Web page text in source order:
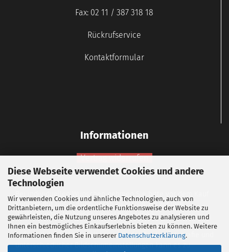
Diese Webseite verwendet Cookies und andere
Technologien
Wir verwenden Cookies und ähnliche Technologien, auch von
Drittanbietern, um die ordentliche Funktionsweise der Website zu
gewährleisten, die Nutzung unseres Angebotes zu analysieren und
Ihnen ein bestmögliches Einkaufserlebnis bieten zu können. Weitere
Informationen finden Sie in unserer Datenschutzerklärung.
Fax: 02 11 / 387 318 18
Rückrufservice
Kontaktformular
Informationen
Vertrag widerrufen
Widerrufsbelehrung
Bei individuellen Wünschen nehmen Sie bitte vor dem Kauf
Kontakt mit uns auf, um vorab zu klären, ob wir Ihre
Vorstellungen technisch umsetzen können.
Aufgrund der Lichtverhältnisse bei der Produktfotografie und
unterschiedlicher Bildschirmeinstellungen kann es zu